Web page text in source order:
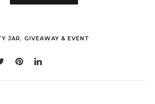
JAR, GIVEAWAY & EVENT